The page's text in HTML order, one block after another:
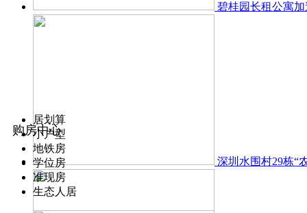
碧桂园长租公寓
深圳水围村29栋“
购房中心
居划算
小户型
地铁房
学位房
准现房
生态人居